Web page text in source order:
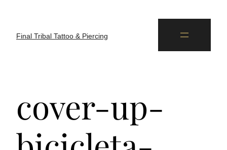
Final Tribal Tattoo & Piercing
cover-up-